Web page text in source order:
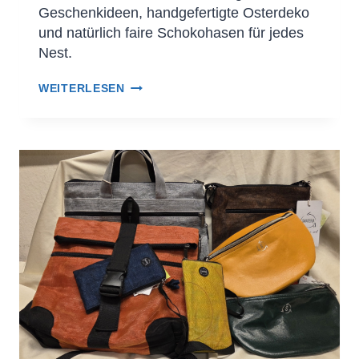
Geschenkideen, handgefertigte Osterdeko
und natürlich faire Schokohasen für jedes
Nest.
WEITERLESEN